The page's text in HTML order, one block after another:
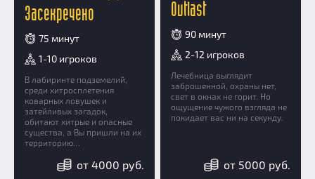
Засекречено
75 минут
1-10 игроков
В лабиринте подземелий,
среди хитросплетения
коварных ловушек и
затейливых загадок,
обитают хитрые и опасные
существа, а Вы пришли на их
территорию…
от 4000 руб.
Outlast
90 минут
2-12 игроков
Лечебница выглядит
заброшенной, охраны нет,
свет в окнах не горит. Но
ощущение чужого взгляда не
покидает вас ни на секунду.
от 5000 руб.